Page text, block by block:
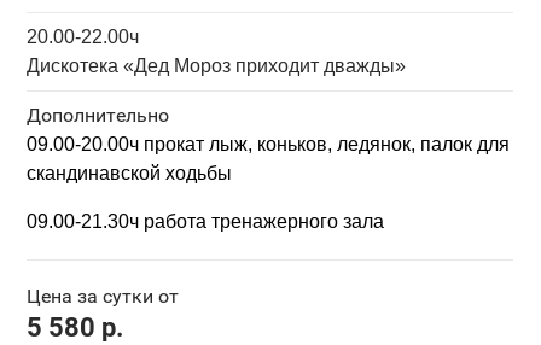
20.00-22.00ч
Дискотека «Дед Мороз приходит дважды»
Дополнительно
09.00-20.00ч прокат лыж, коньков, ледянок, палок для
скандинавской ходьбы
09.00-21.30ч работа тренажерного зала
Цена за сутки от
5 580 р.